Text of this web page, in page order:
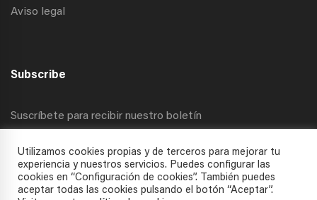
Aviso legal
Subscribe
Suscríbete para recibir nuestro boletín
Utilizamos cookies propias y de terceros para mejorar tu
experiencia y nuestros servicios. Puedes configurar las
cookies en “Configuración de cookies”. También puedes
aceptar todas las cookies pulsando el botón “Aceptar”.